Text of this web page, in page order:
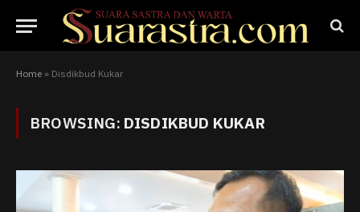
Home » Disdikbud Kukar
BROWSING: DISDIKBUD KUKAR